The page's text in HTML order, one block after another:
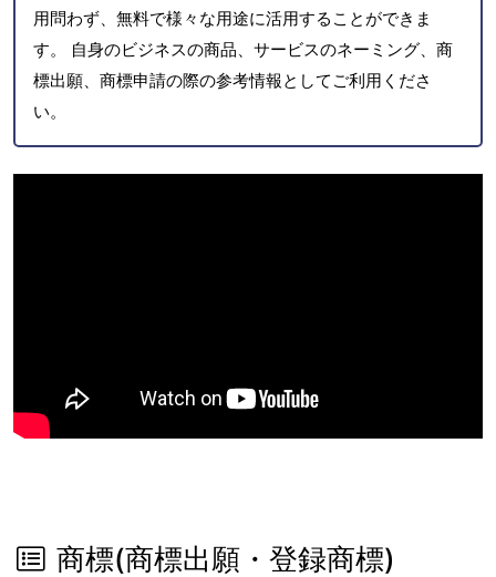
用問わず、無料で様々な用途に活用することができま
す。 自身のビジネスの商品、サービスのネーミング、商
標出願、商標申請の際の参考情報としてご利用くださ
い。
商標(商標出願・登録商標)